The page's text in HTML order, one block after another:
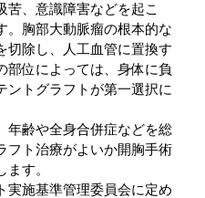
苦、意識障害などを起こ
。胸部大動脈瘤の根本的な
切除し、人工血管に置換す
部位によっては、身体に負
ントグラフトが第一選択に
年齢や全身合併症などを総
フト治療がよいか開胸手術
す。
実施基準管理委員会に定め